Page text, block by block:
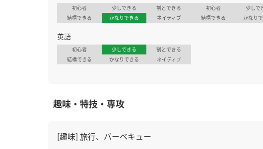
初心者 少しできる
割とできる
結構できる
かなりできる ネイティブ
初心者 少しで
結構できる
かなり
英語
初心者 少しできる
割とできる
結構できる
かなりできる ネイティブ
趣味・特技・専攻
[趣味] 旅行、バーベキュー